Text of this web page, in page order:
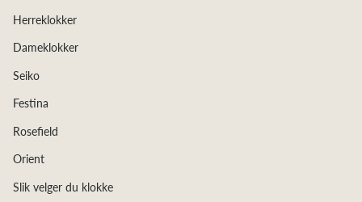
Herreklokker
Dameklokker
Seiko
Festina
Rosefield
Orient
Slik velger du klokke